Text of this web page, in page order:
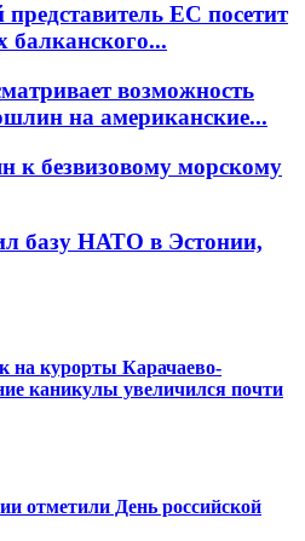
ЕС посетит
возможность
на американские...
к безвизовому морскому
базу НАТО в Эстонии,
на курорты Карачаево-
каникулы увеличился почти
отметили День российской